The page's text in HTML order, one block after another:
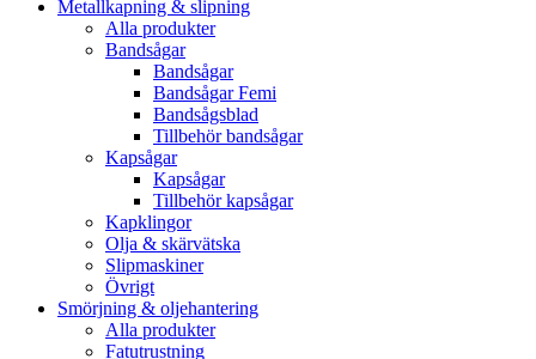
Metallkapning & slipning
Alla produkter
Bandsågar
Bandsågar
Bandsågar Femi
Bandsågsblad
Tillbehör bandsågar
Kapsågar
Kapsågar
Tillbehör kapsågar
Kapklingor
Olja & skärvätska
Slipmaskiner
Övrigt
Smörjning & oljehantering
Alla produkter
Fatutrustning